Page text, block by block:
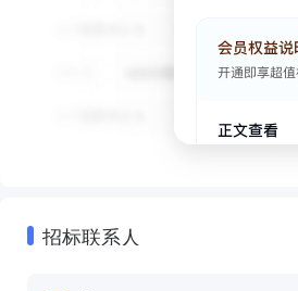
招标联系人